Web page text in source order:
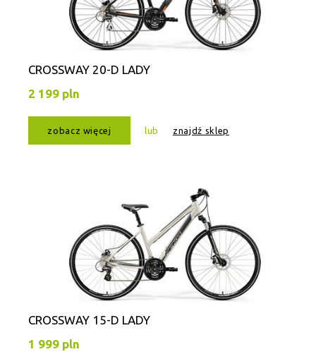
CROSSWAY 20-D LADY
2 199 pln
zobacz więcej lub znajdź sklep
CROSSWAY 15-D LADY
1 999 pln